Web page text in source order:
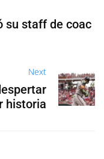
su staff de coac
Next
historia